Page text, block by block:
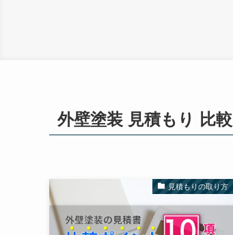
外壁塗装 見積もり 比較
見積もりの取り方